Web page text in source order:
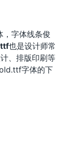
，字体线条俊
也是设计师常
、排版印刷等
字体的下